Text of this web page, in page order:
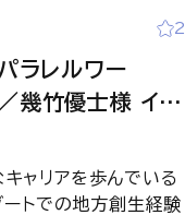
2
ラレルワー
幾竹優士様 イン
コンサルの生き
ャリアを歩んでいる
ートでの地方創生経験